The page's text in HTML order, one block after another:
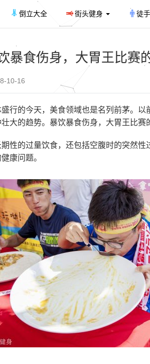
倒立大全 街头健身 徒
暴食伤身，大胃王比赛
10-16
行的今天，美食领域也是名列前茅。以
大的趋势。暴饮暴食伤身，大胃王比赛
性的过量饮食，还包括空腹时的突然
康问题。